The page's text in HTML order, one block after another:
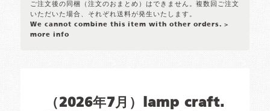
ご注文後の同梱（注文のおまとめ）はできません。複数回ご注文
いただいた場合、それぞれ送料が発生いたします。
We cannot combine this item with other orders. >
more info
（2026年7月）lamp craft.